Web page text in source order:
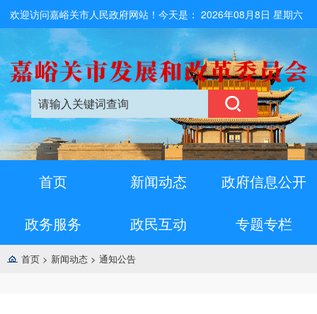
欢迎访问嘉峪关市人民政府网站！今天是：2026年08月8日 星期六
首页 新闻动态 政府信息公开
政务服务 政民互动 专题专栏
首页 > 新闻动态 > 通知公告